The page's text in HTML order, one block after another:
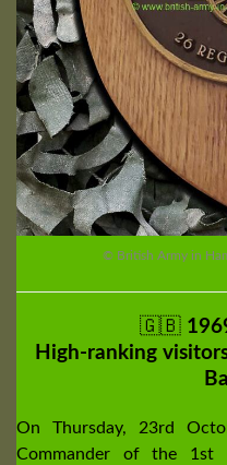
© British Army in
🇬🇧
High-ranking
On Thursday, 23rd
Commander of the 1st